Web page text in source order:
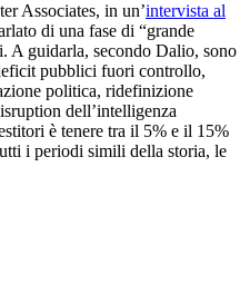
Associates, in un’intervista al
di una fase di “grande
A guidarla, secondo Dalio, sono
pubblici fuori controllo,
politica, ridefinizione
dell’intelligenza
è tenere tra il 5% e il 15%
i periodi simili della storia, le